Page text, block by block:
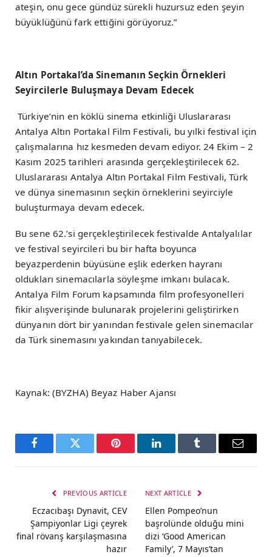
ateşin, onu gece gündüz sürekli huzursuz eden şeyin
büyüklüğünü fark ettiğini görüyoruz.”
Altın Portakal’da Sinemanın Seçkin Örnekleri
Seyircilerle Buluşmaya Devam Edecek
Türkiye’nin en köklü sinema etkinliği Uluslararası
Antalya Altın Portakal Film Festivali, bu yılki festival için
çalışmalarına hız kesmeden devam ediyor. 24 Ekim – 2
Kasım 2025 tarihleri arasında gerçekleştirilecek 62.
Uluslararası Antalya Altın Portakal Film Festivali, Türk
ve dünya sinemasının seçkin örneklerini seyirciyle
buluşturmaya devam edecek.
Bu sene 62.’si gerçekleştirilecek festivalde Antalyalılar
ve festival seyircileri bu bir hafta boyunca
beyazperdenin büyüsüne eşlik ederken hayranı
oldukları sinemacılarla söyleşme imkanı bulacak.
Antalya Film Forum kapsamında film profesyonelleri
fikir alışverişinde bulunarak projelerini geliştirirken
dünyanın dört bir yanından festivale gelen sinemacılar
da Türk sinemasını yakından tanıyabilecek.
Kaynak: (BYZHA) Beyaz Haber Ajansı
FacebookTwitter Pinterest LinkedInTumblr Email
PREVIOUS ARTICLE
Eczacıbaşı Dynavit, CEV
Şampiyonlar Ligi çeyrek
final rövanş karşılaşmasına
hazır
NEXT ARTICLE
Ellen Pompeo’nun
başrolünde olduğu mini
dizi ‘Good American
Family’, 7 Mayıs’tan